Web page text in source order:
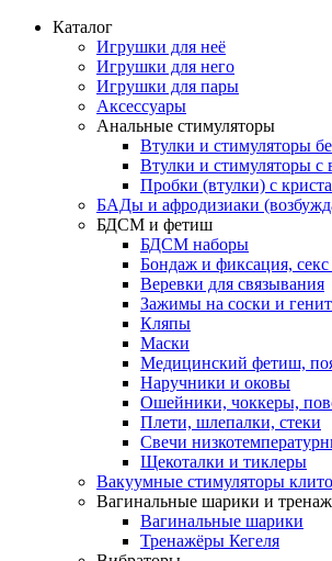
Каталог
Игрушки для неё
Игрушки для него
Игрушки для пары
Аксессуары
Анальные стимуляторы
Втулки и стимуляторы
Втулки и стимуляторы с
Пробки (втулки) с
БАДы и афродизиаки
БДСМ и фетиш
БДСМ наборы
Бондаж и фиксация, секс
Веревки для связывания
Зажимы на соски и
Кляпы
Маски
Медицинский фетиш,
Наручники и оковы
Ошейники, чоккеры,
Плети, шлепалки, стеки
Свечи
Щекоталки и тиклеры
Вакуумные стимуляторы
Вагинальные шарики и
Вагинальные шарики
Тренажёры Кегеля